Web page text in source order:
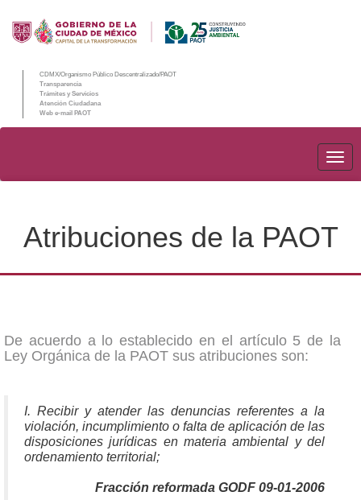
CDMX/Organismo Público Descentralizado/PAOT
Transparencia
Trámites y Servicios
Atención Ciudadana
Web e-mail PAOT
Atribuciones de la PAOT
De acuerdo a lo establecido en el artículo 5 de la
Ley Orgánica de la PAOT sus atribuciones son:
I. Recibir y atender las denuncias referentes a la
violación, incumplimiento o falta de aplicación de las
disposiciones jurídicas en materia ambiental y del
ordenamiento territorial;
Fracción reformada GODF 09-01-2006